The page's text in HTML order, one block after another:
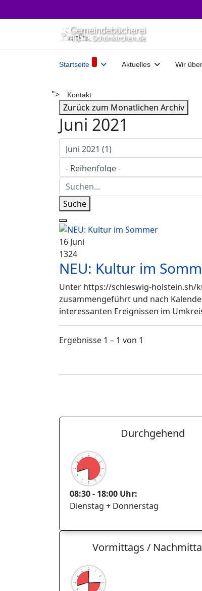
Startseite Aktuelles Wir
"> Kontakt
Zurück zum Monatlichen Archiv
Juni 2021
Suche
16 Juni
1324
NEU: Kultur im
Unter https://schleswig-holstein.sh/
zusammengeführt und nach
interessanten Ereignissen im
Ergebnisse 1 – 1 von 1
Durchgehend
08:30 - 18:00 Uhr:
Dienstag + Donnerstag
Vormittags /